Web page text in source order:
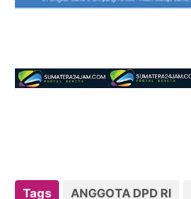
Tags ANGGOTA DPD RI